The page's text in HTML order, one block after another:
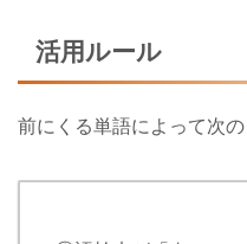
活用ルール
前にくる単語によって次の